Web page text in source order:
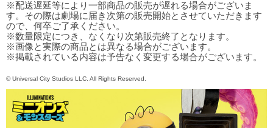
※配送遅延等により一部商品の販売が遅れる場合がございま
す。その際は劇場に届き次第の販売開始とさせていただきます
ので、何卒ご了承ください。
※数量限定につき、なくなり次第販売終了となります。
※画像と実際の商品とは異なる場合がございます。
※掲載されている内容は予告なく変更する場合がございます。
© Universal City Studios LLC. All Rights Reserved.